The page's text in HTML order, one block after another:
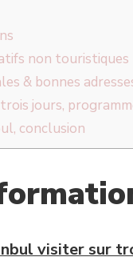
non touristiques
& bonnes
jours,
conclusion
visiter sur